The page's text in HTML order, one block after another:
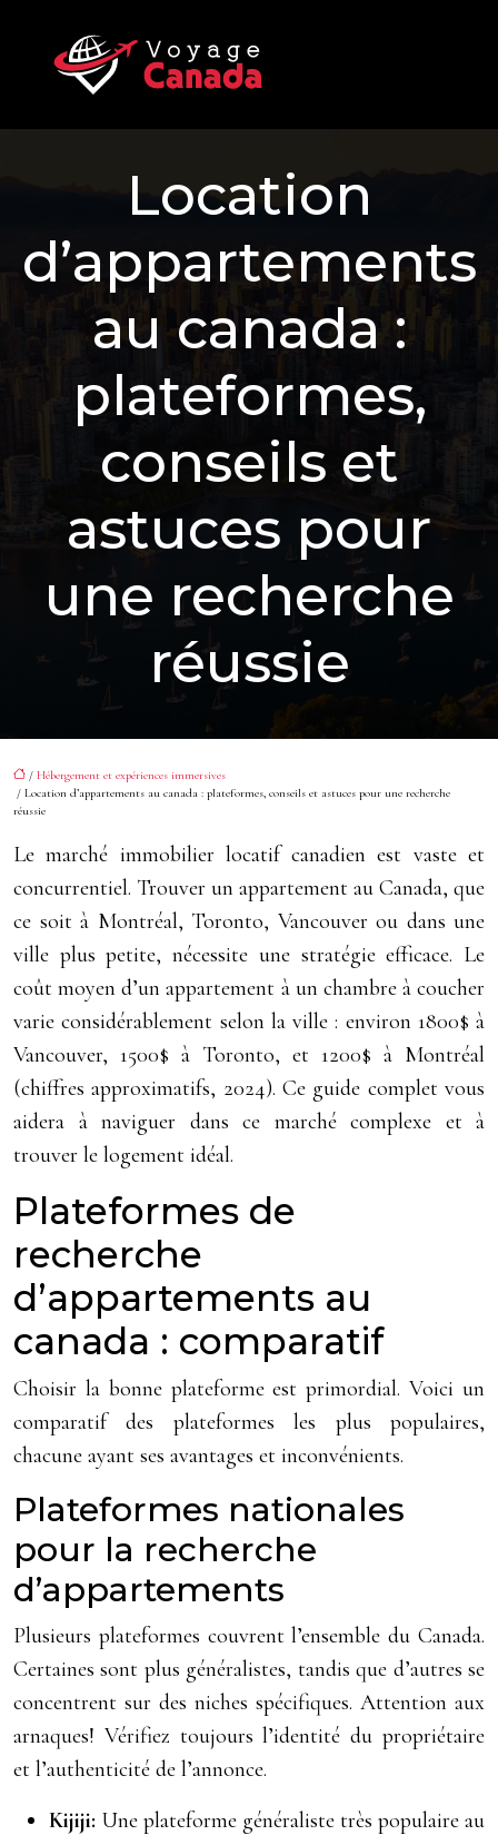
Location
d’appartements
au canada :
plateformes,
conseils et
astuces pour
une recherche
réussie
/ Hébergement et expériences immersives
/ Location d’appartements au canada : plateformes, conseils et astuces pour une recherche
réussie
Le marché immobilier locatif canadien est vaste et
concurrentiel. Trouver un appartement au Canada, que
ce soit à Montréal, Toronto, Vancouver ou dans une
ville plus petite, nécessite une stratégie efficace. Le
coût moyen d’un appartement à un chambre à coucher
varie considérablement selon la ville : environ 1800$ à
Vancouver, 1500$ à Toronto, et 1200$ à Montréal
(chiffres approximatifs, 2024). Ce guide complet vous
aidera à naviguer dans ce marché complexe et à
trouver le logement idéal.
Plateformes de
recherche
d’appartements au
canada : comparatif
Choisir la bonne plateforme est primordial. Voici un
comparatif des plateformes les plus populaires,
chacune ayant ses avantages et inconvénients.
Plateformes nationales
pour la recherche
d’appartements
Plusieurs plateformes couvrent l’ensemble du Canada.
Certaines sont plus généralistes, tandis que d’autres se
concentrent sur des niches spécifiques. Attention aux
arnaques! Vérifiez toujours l’identité du propriétaire
et l’authenticité de l’annonce.
Kijiji: Une plateforme généraliste très populaire au